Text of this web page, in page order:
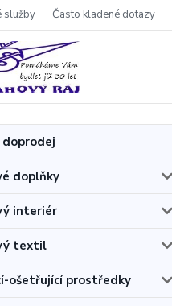
služby Často kladené dotazy
doprodej
doplňky
interiér
textil
ošetřující prostředky